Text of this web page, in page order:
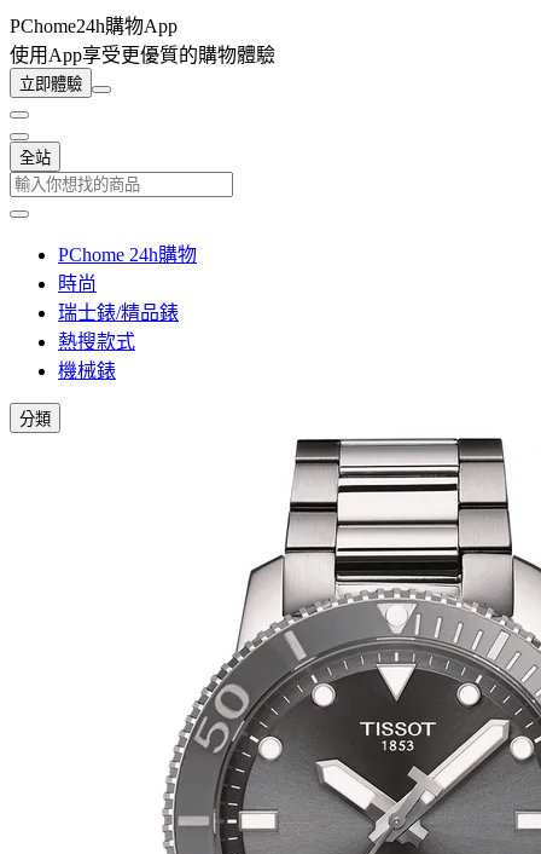
PChome24h購物App
使用App享受更優質的購物體驗
立即體驗
全站
PChome 24h購物
時尚
瑞士錶/精品錶
熱搜款式
機械錶
分類